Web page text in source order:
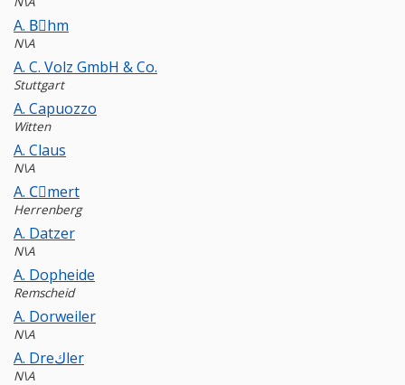
A. Bِhm
N\A
A. C. Volz GmbH & Co.
Stuttgart
A. Capuozzo
Witten
A. Claus
N\A
A. Cِmert
Herrenberg
A. Datzer
N\A
A. Dopheide
Remscheid
A. Dorweiler
N\A
A. Dreكler
N\A